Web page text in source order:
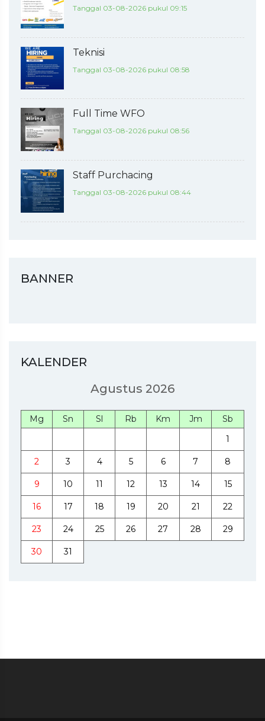
Tanggal 03-08-2026 pukul 09:15
Teknisi
Tanggal 03-08-2026 pukul 08:58
Full Time WFO
Tanggal 03-08-2026 pukul 08:56
Staff Purchacing
Tanggal 03-08-2026 pukul 08:44
BANNER
KALENDER
Agustus 2026
Mg Sn Sl Rb Km Jm
Sb
1
2 3 4 5 6 7 8
9 10 11 12 13 14 15
16 17 18 19 20 21 22
23 24 25 26 27 28 29
30 31